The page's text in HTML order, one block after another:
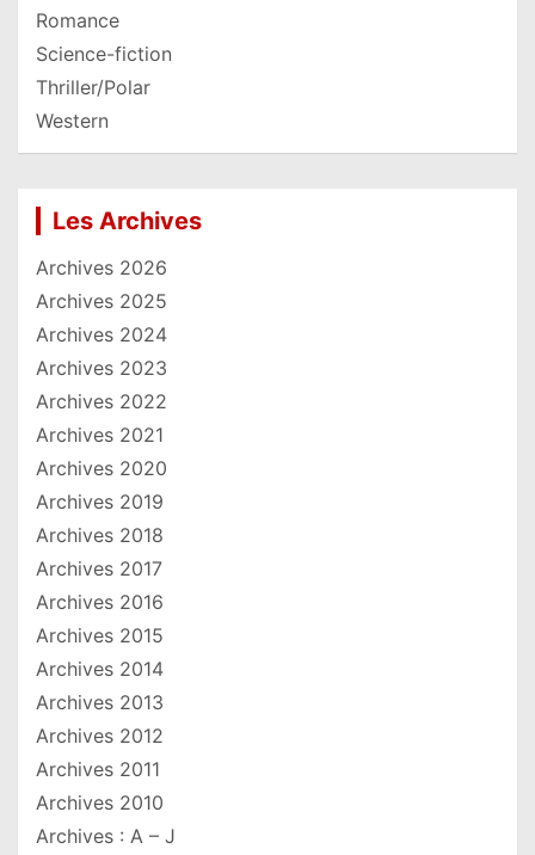
Romance
Science-fiction
Thriller/Polar
Western
Les Archives
Archives 2026
Archives 2025
Archives 2024
Archives 2023
Archives 2022
Archives 2021
Archives 2020
Archives 2019
Archives 2018
Archives 2017
Archives 2016
Archives 2015
Archives 2014
Archives 2013
Archives 2012
Archives 2011
Archives 2010
Archives : A – J